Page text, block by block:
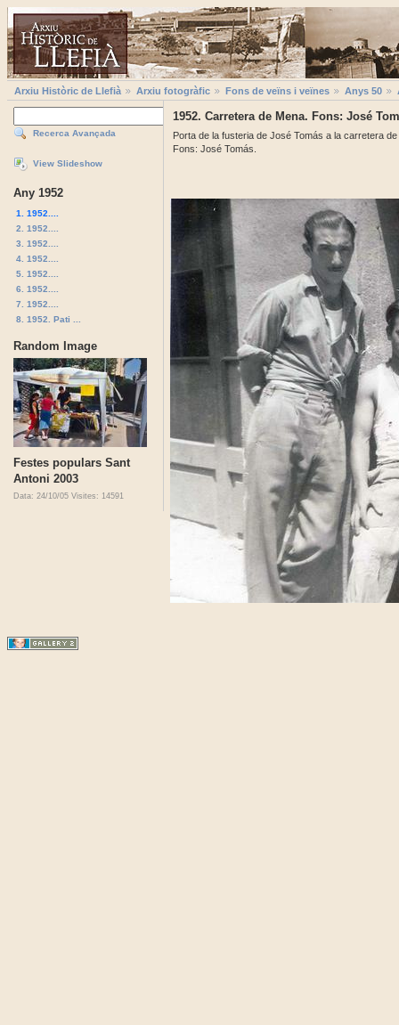
Arxiu Històric de Llefià Arxiu fotogràfic Fons de veïns i veïnes Anys 50
Recerca Avançada
View Slideshow
Any 1952
1. 1952....
2. 1952....
3. 1952....
4. 1952....
5. 1952....
6. 1952....
7. 1952....
8. 1952. Pati ...
Random Image
Festes populars Sant
Antoni 2003
Data: 24/10/05 Visites: 14591
1952. Carretera de Mena. Fons: José
Porta de la fusteria de José Tomás a la carretera de
Fons: José Tomás.